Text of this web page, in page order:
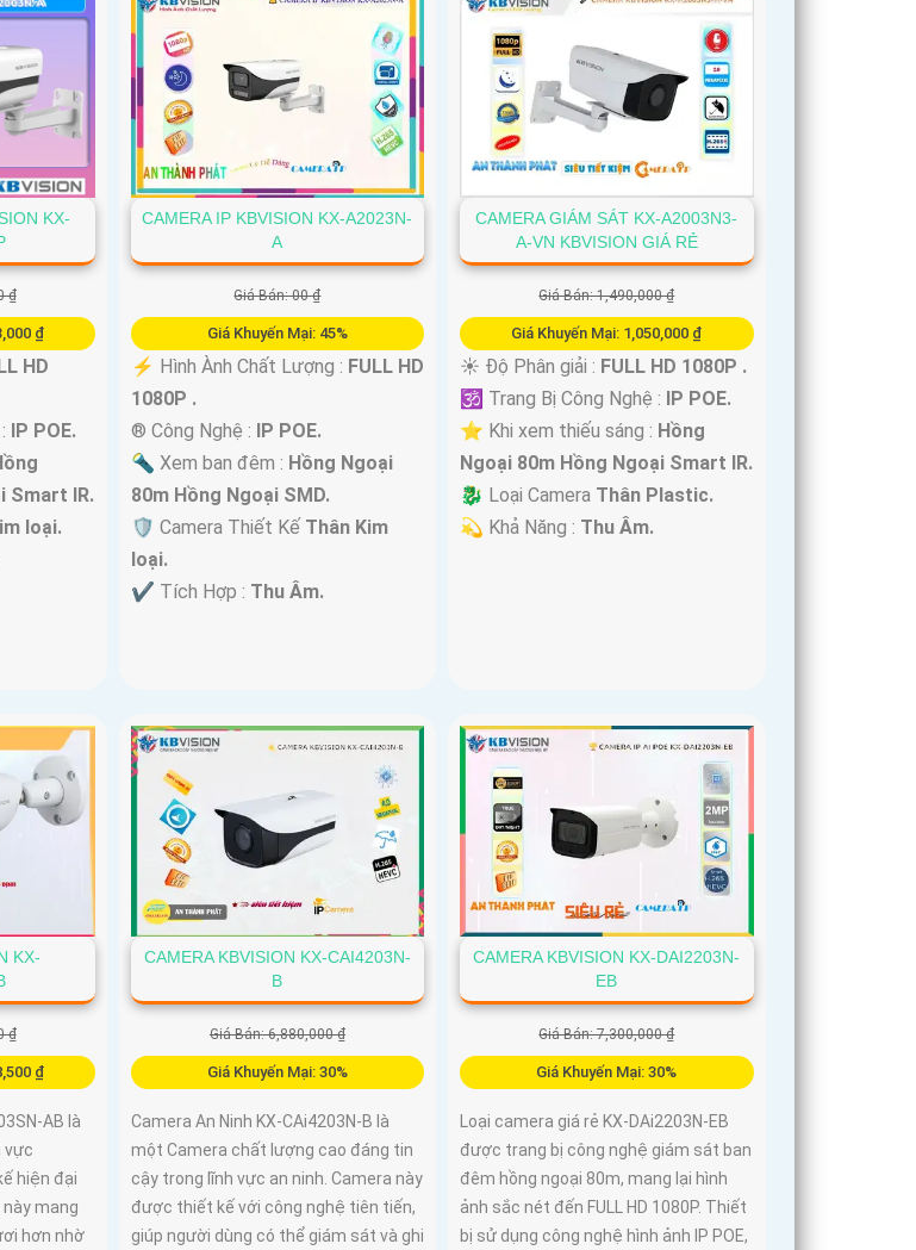
KX-
₫
₫
HD
IP POE.
Smart IR.
loại.
CAMERA IP KBVISION KX-A2023N-
A
Giá Bán: 00 ₫
Giá Khuyến Mại: 45%
️⚡ Hình Ành Chất Lượng : FULL HD
1080P .
®️ Công Nghệ : IP POE.
🔦 Xem ban đêm : Hồng Ngoại
80m Hồng Ngoại SMD.
🛡 Camera Thiết Kế Thân Kim
loại.
️✔️ Tích Hợp : Thu Âm.
CAMERA GIÁM SÁT KX-A2003N3-
A-VN KBVISION GIÁ RẺ
Giá Bán: 1,490,000 ₫
Giá Khuyến Mại: 1,050,000 ₫
☀️ Độ Phân giải : FULL HD 1080P .
🕉️ Trang Bị Công Nghệ : IP POE.
⭐ Khi xem thiếu sáng : Hồng
Ngoại 80m Hồng Ngoại Smart IR.
🐉️ Loại Camera Thân Plastic.
️💫 Khả Năng : Thu Âm.
KX-
₫
₫
AB là
vực
hiện đại
mang
hơn nhờ
CAMERA KBVISION KX-CAI4203N-
B
Giá Bán: 6,880,000 ₫
Giá Khuyến Mại: 30%
Camera An Ninh KX-CAi4203N-B là
một Camera chất lượng cao đáng tin
cậy trong lĩnh vực an ninh. Camera này
được thiết kế với công nghệ tiên tiến,
giúp người dùng có thể giám sát và ghi
CAMERA KBVISION KX-DAI2203N-
EB
Giá Bán: 7,300,000 ₫
Giá Khuyến Mại: 30%
Loại camera giá rẻ KX-DAi2203N-EB
được trang bị công nghệ giám sát ban
đêm hồng ngoại 80m, mang lại hình
ảnh sắc nét đến FULL HD 1080P. Thiết
bị sử dụng công nghệ hình ảnh IP POE,